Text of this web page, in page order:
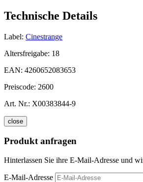
Technische Details
Label: Cinestrange
Altersfreigabe: 18
EAN: 4260652083653
Preiscode: 2600
Art. Nr.: X00383844-9
close
Produkt anfragen
Hinterlassen Sie ihre E-Mail-Adresse und
E-Mail-Adresse